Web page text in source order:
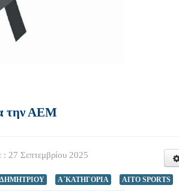
την ΑΕΜ
: 27 Σεπτεμβρίου 2025
Α΄ΚΑΤΗΓΟΡΙΑ AITO SPORTS